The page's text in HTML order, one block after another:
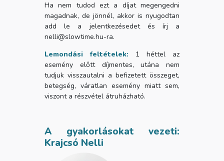
Ha nem tudod ezt a díjat megengedni
magadnak, de jönnél, akkor is nyugodtan
add le a jelentkezésedet és írj a
nelli@slowtime.hu-ra.
Lemondási feltételek: 1 héttel az
esemény előtt díjmentes, utána nem
tudjuk visszautalni a befizetett összeget,
betegség, váratlan esemény miatt sem,
viszont a részvétel átruházható.
A gyakorlásokat vezeti:
Krajcsó Nelli